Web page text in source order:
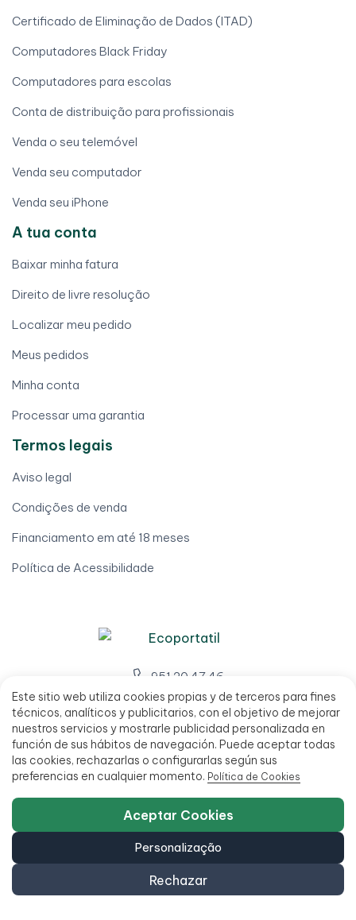
Este sitio web utiliza cookies propias y de terceros para fines
técnicos, analíticos y publicitarios, con el objetivo de mejorar
nuestros servicios y mostrarle publicidad personalizada en
función de sus hábitos de navegación. Puede aceptar todas
las cookies, rechazarlas o configurarlas según sus
preferencias en cualquier momento. Política de Cookies
Rechazar
Personalização
Aceptar Cookies
Certificado de Eliminação de Dados (ITAD)
Computadores Black Friday
Computadores para escolas
Conta de distribuição para profissionais
Venda o seu telemóvel
Venda seu computador
Venda seu iPhone
A tua conta
Baixar minha fatura
Direito de livre resolução
Localizar meu pedido
Meus pedidos
Minha conta
Processar uma garantia
Termos legais
Aviso legal
Condições de venda
Financiamento em até 18 meses
Política de Acessibilidade
951 20 47 46
C/ San Millán 27, 29013 Málaga, Espanha
L - V 9:00 - 14:00 / 15:00 - 18:00